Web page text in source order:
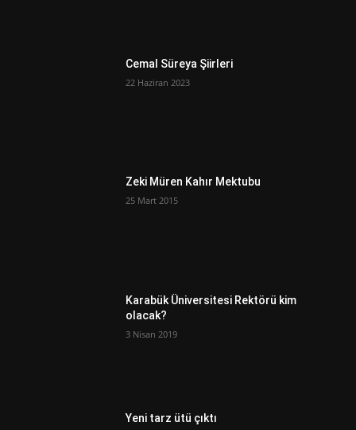
Cemal Süreya Şiirleri
22 Haziran 2023
Zeki Müren Kahır Mektubu
25 Mart 2015
Karabük Üniversitesi Rektörü kim
olacak?
3 Nisan 2019
Yeni tarz ütü çıktı